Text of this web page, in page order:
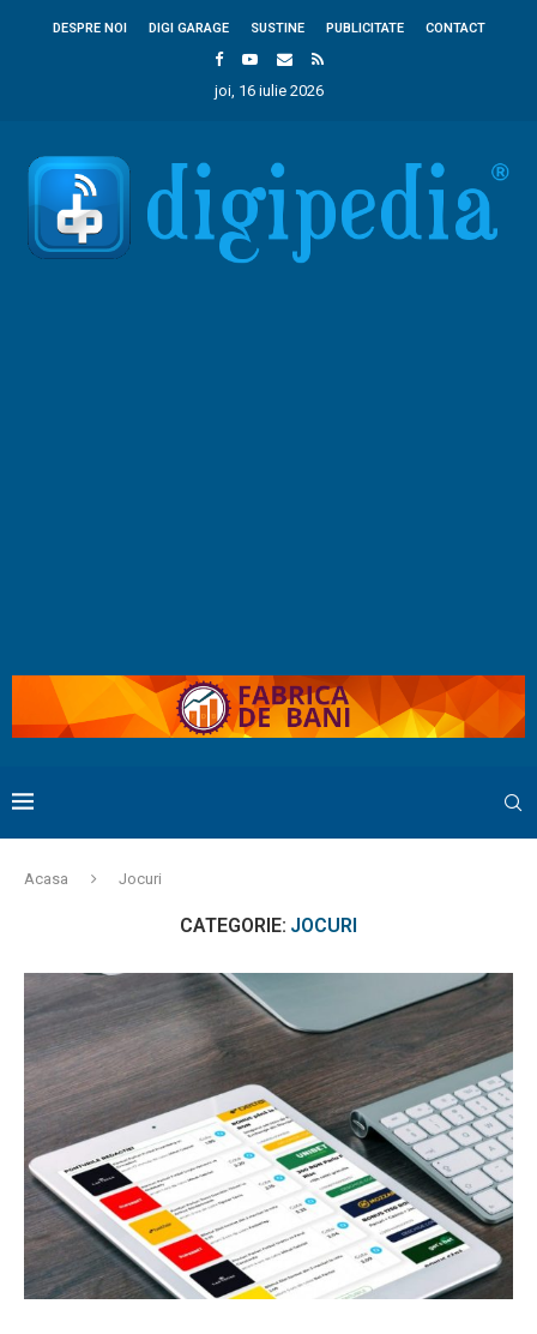
DESPRE NOI DIGI GARAGE SUSTINE PUBLICITATE CONTACT
joi, 16 iulie 2026
Acasa Jocuri
CATEGORIE: JOCURI